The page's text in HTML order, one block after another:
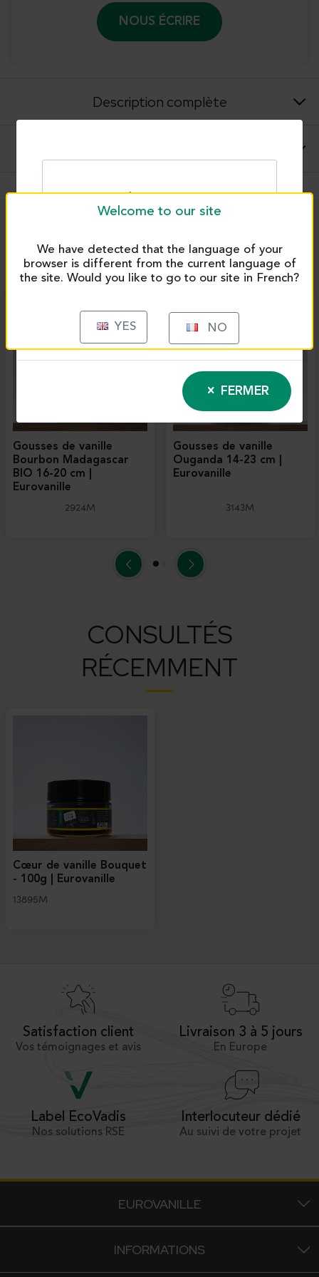
NOUS ÉCRIRE
Description complète
PRODUITS SIMILAIRES
Gousses de vanille
Bourbon Madagascar
BIO 16-20 cm |
Eurovanille
2924M
Gousses de vanille
Ouganda 14-23 cm |
Eurovanille
3143M
CONSULTÉS
RÉCEMMENT
Cœur de vanille Bouquet
- 100g | Eurovanille
13895M
Satisfaction client
Vos témoignages et avis
Livraison 3 à 5 jours
En Europe
Label EcoVadis
Nos solutions RSE
Interlocuteur dédié
Au suivi de votre projet
EUROVANILLE
INFORMATIONS
FERMER
Welcome to our site
We have detected that the language of your
browser is different from the current language of
the site. Would you like to go to our site in French?
YES NO